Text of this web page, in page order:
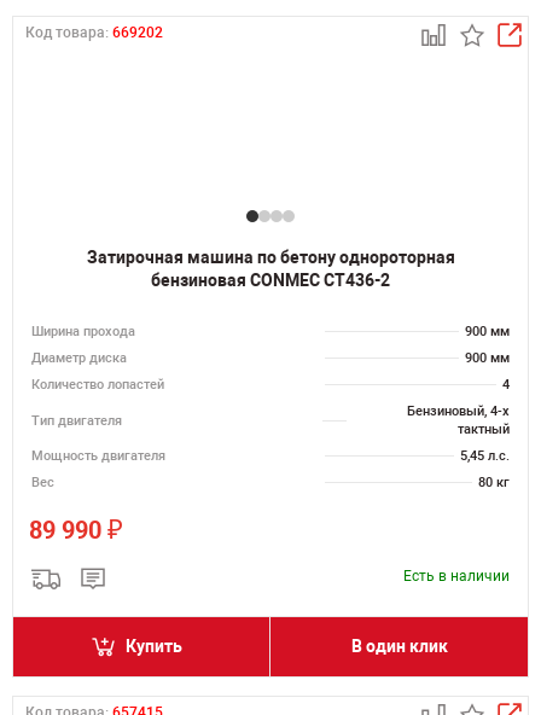
Код товара: 669202
Затирочная машина по бетону однороторная
бензиновая CONMEC CT436-2
Ширина прохода
900 мм
Диаметр диска
900 мм
Количество лопастей
4
Тип двигателя
Бензиновый, 4-х
тактный
Мощность двигателя
5,45 л.с.
Вес
80 кг
89 990 ₽
Есть в наличии
Купить В один клик